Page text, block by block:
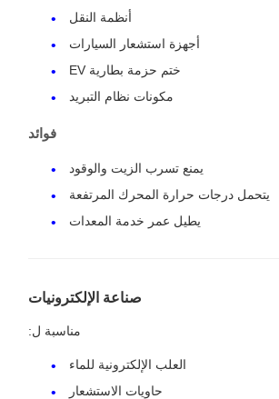
أنظمة النقل
أجهزة استشعار السيارات
ختم حزمة بطارية EV
مكونات نظام التبريد
فوائد
يمنع تسرب الزيت والوقود
يتحمل درجات حرارة المحرك المرتفعة
يطيل عمر خدمة المعدات
صناعة الإلكترونيات
مناسبة ل:
العلب الإلكترونية للماء
حاويات الاستشعار